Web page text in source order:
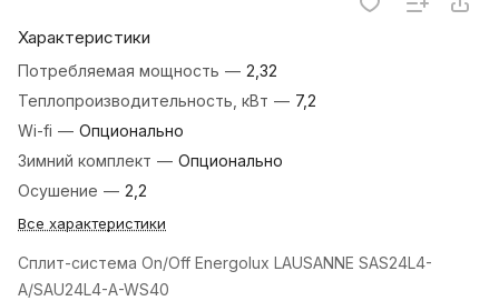
Характеристики
Потребляемая мощность — 2,32
Теплопроизводительность, кВт — 7,2
Wi-fi — Опционально
Зимний комплект — Опционально
Осушение — 2,2
Все характеристики
Сплит-система On/Off Energolux LAUSANNE SAS24L4-
A/SAU24L4-A-WS40